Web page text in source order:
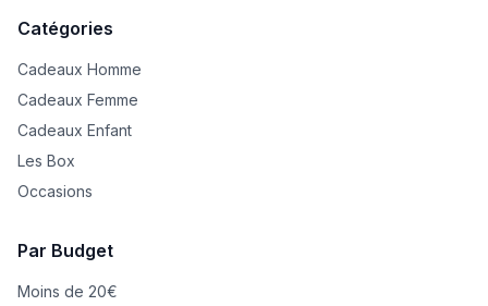
Catégories
Cadeaux Homme
Cadeaux Femme
Cadeaux Enfant
Les Box
Occasions
Par Budget
Moins de 20€